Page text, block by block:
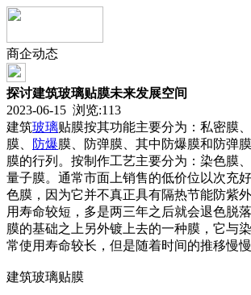
商企动态
探讨建筑玻璃贴膜未来发展空间
2023-06-15 浏览:113
建筑玻璃贴膜按其功能主要分为：私密膜、
膜、
防爆膜、防弹膜、其中防爆膜和防弹
膜的行列。按制作工艺主要分为：染色膜
量子膜。通常市面上销售的低价位以次充
色膜，因为它并不真正具有隔热节能防紫
用寿命较短，多是两三年之后就会退色脱
膜的基础之上另外镀上去的一种膜，它与
常使用寿命较长，但是随着时间的推移慢慢
建筑玻璃贴膜